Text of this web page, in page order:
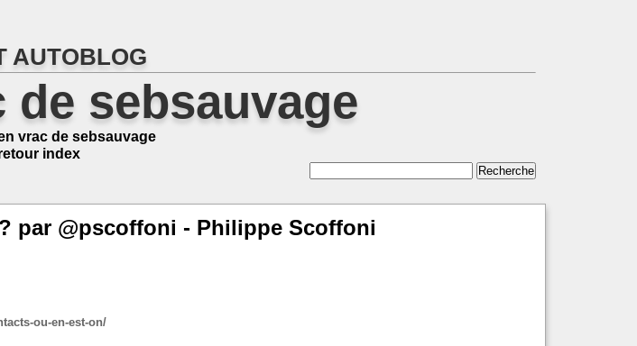
AUTOBLOG
de sebsauvage
vrac de sebsauvage
index
par @pscoffoni - Philippe Scoffoni
ou-en-est-on/